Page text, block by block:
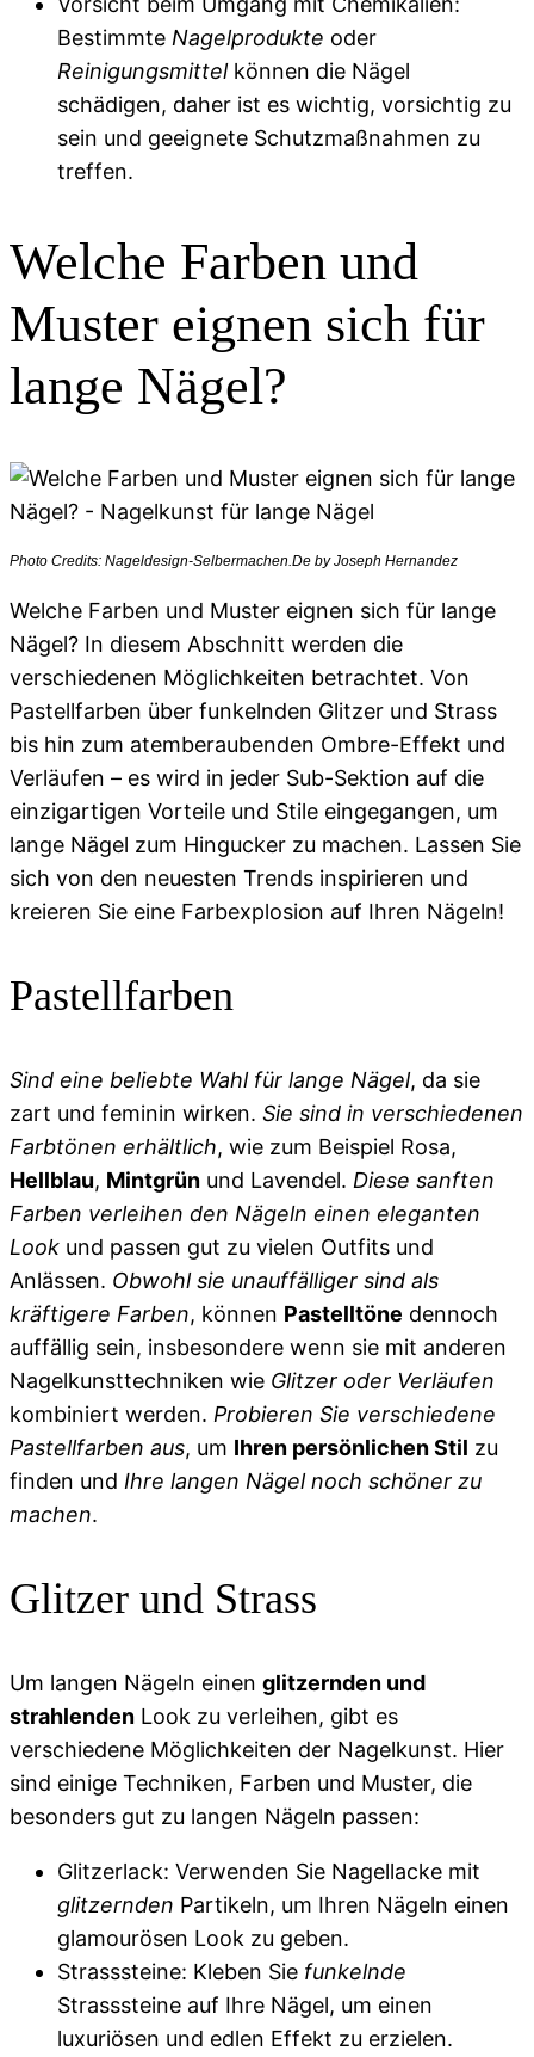
Bestimmte Nagelprodukte oder
Reinigungsmittelkönnen die Nägel
schädigen, daher ist es wichtig, vorsichtig zu
sein und geeignete Schutzmaßnahmen zu
treffen.
Welche Farben und
Muster eignen sich für
lange Nägel?
Photo Credits: Nageldesign-Selbermachen.De by Joseph Hernandez
Welche Farben und Muster eignen sich für lange
Nägel? In diesem Abschnitt werden die
verschiedenen Möglichkeiten betrachtet. Von
Pastellfarben über funkelnden Glitzer und Strass
bis hin zum atemberaubenden Ombre-Effekt und
Verläufen – es wird in jeder Sub-Sektion auf die
einzigartigen Vorteile und Stile eingegangen, um
lange Nägel zum Hingucker zu machen. Lassen Sie
sich von den neuesten Trends inspirieren und
kreieren Sie eine Farbexplosion auf Ihren Nägeln!
Pastellfarben
Sind eine beliebte Wahl für lange Nägel, da sie
zart und feminin wirken. Sie sind in verschiedenen
Farbtönen erhältlich, wie zum Beispiel Rosa,
Hellblau, Mintgrün und Lavendel. Diese sanften
Farben verleihen den Nägeln einen eleganten
Look und passen gut zu vielen Outfits und
Anlässen. Obwohl sie unauffälliger sind als
kräftigere Farben, können Pastelltöne dennoch
auffällig sein, insbesondere wenn sie mit anderen
Nagelkunsttechniken wie Glitzer oder Verläufen
kombiniert werden. Probieren Sie verschiedene
Pastellfarben aus, um Ihren persönlichen Stil zu
finden und Ihre langen Nägel noch schöner zu
machen.
Glitzer und Strass
Um langen Nägeln einen glitzernden und
strahlenden Look zu verleihen, gibt es
verschiedene Möglichkeiten der Nagelkunst. Hier
sind einige Techniken, Farben und Muster, die
besonders gut zu langen Nägeln passen:
Glitzerlack: Verwenden Sie Nagellacke mit
glitzernden Partikeln, um Ihren Nägeln einen
glamourösen Look zu geben.
Strasssteine: Kleben Sie funkelnde
Strasssteine auf Ihre Nägel, um einen
luxuriösen und edlen Effekt zu erzielen.